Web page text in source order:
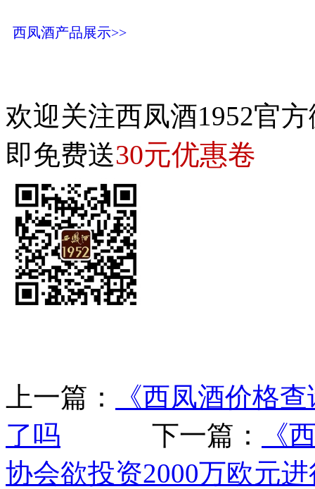
西凤酒产品展示>>
欢迎关注西凤酒1952官
即免费送30元优惠卷
上一篇：
《西凤酒价格
了吗 下一篇：
《
协会欲投资2000万欧元